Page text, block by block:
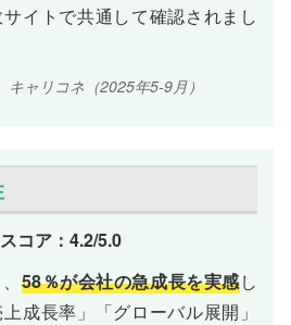
イトで共通して確認されまし
ャリコネ（2025年5-9月）
コア：4.2/5.0
58％が会社の急成長を実感し
成長率」「グローバル展開」